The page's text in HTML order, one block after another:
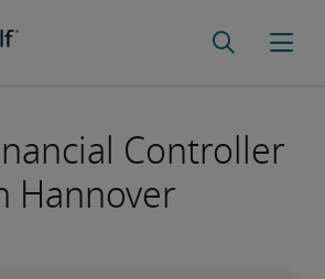
Controller
Hannover